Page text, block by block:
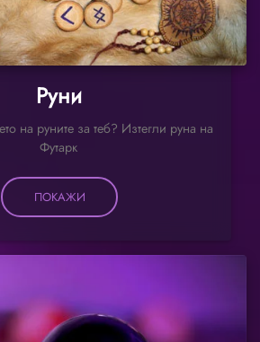
Руни
на руните за теб? Изтегли руна на
Футарк
ПОКАЖИ